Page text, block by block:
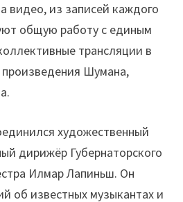
видео, из записей каждого
общую работу с единым
трансляции в
Шумана,
художественный
дирижёр Губернаторского
Илмар Лапиньш. Он
об известных музыкантах и